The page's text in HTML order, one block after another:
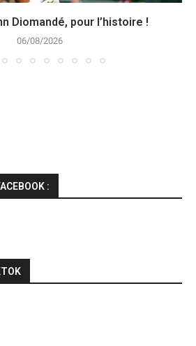
Diomandé, pour l’histoire !
06/08/2026
: